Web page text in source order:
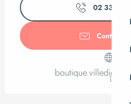
02 33 61
Contactez-